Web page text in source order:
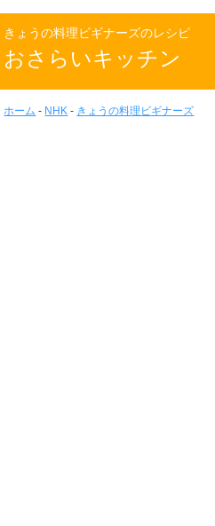
きょうの料理ビギナーズのレシピ
おさらいキッチン
ホーム - NHK - きょうの料理ビギナーズ